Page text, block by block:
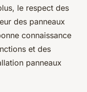
le respect des
des panneaux
connaissance
et des
panneaux